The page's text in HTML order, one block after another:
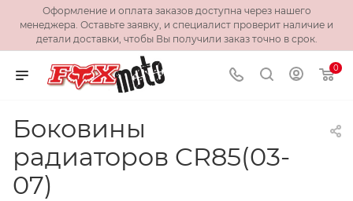
Оформление и оплата заказов доступна через нашего
менеджера. Оставьте заявку, и специалист проверит наличие и
детали доставки, чтобы Вы получили заказ точно в срок.
0
Боковины
радиаторов CR85(03-
07)